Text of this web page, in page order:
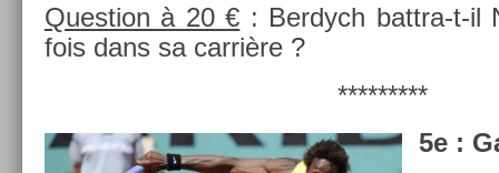
Ques­tion à 20 € : Be­rdych battra-t-il
fois dans sa carrière ?
*********
5e :